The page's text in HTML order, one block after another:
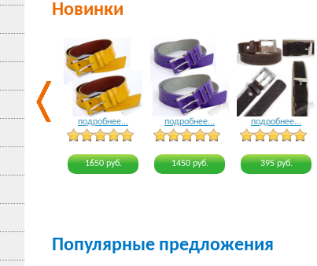
Новинки
подробнее...
4 голоса
1650 руб.
подробнее...
3 голоса
1450 руб.
подробнее...
395 руб.
Популярные предложения